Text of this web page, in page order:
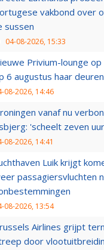
vakbond over
sussen
04-08-2026, 15:33
Privium-lounge
6 augustus haar deuren
08-2026, 14:46
vanaf nu
'scheelt zeven
08-2026, 14:41
Luik krijgt
passagiersvluchten
08-2026, 13:54
Airlines grijpt
door